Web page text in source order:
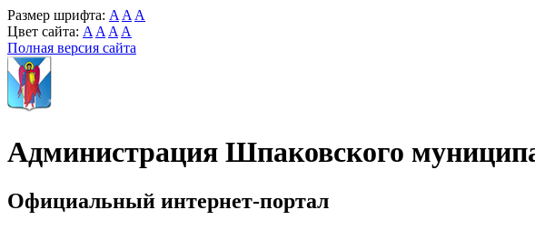
Размер шрифта: A A A
Цвет сайта: A A A A
Полная версия сайта
Администрация Шпаковского
Официальный интернет-портал